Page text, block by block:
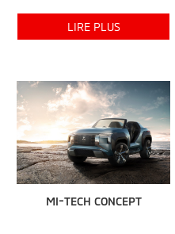
LIRE PLUS
MI-TECH CONCEPT